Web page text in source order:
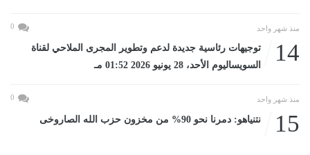
منذ شهر واحد 0
14
توجيهات رئاسية جديدة لدعم وتطوير المجرى الملاحي لقناة
السويساليوم الأحد، 28 يونيو 2026 01:52 مـ
منذ شهر واحد 0
15 نتنياهو: دمرنا نحو 90% من مخزون حزب الله الصاروخى